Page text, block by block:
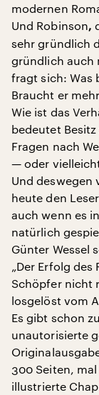
modernen
Und Robinson,
sehr gründlich
gründlich auch
fragt sich: Was
Braucht er
Wie ist das
bedeutet Besitz
Fragen nach
— oder
Und deswegen
heute den
auch wenn es
natürlich
Günter Wessel
„Der Erfolg
Schöpfer nicht
losgelöst vom
Es gibt schon
unautorisierte
300 Seiten,
illustrierte